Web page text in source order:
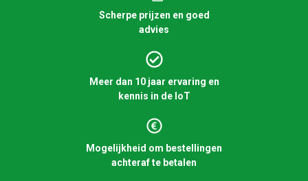
Scherpe prijzen en goed
advies
Meer dan 10 jaar ervaring en
kennis in de IoT
Mogelijkheid om bestellingen
achteraf te betalen